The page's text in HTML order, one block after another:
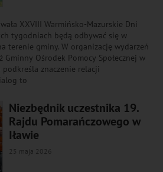
XXVIII Warmińsko-Mazurskie Dni
tygodniach będą odbywać się w
terenie gminy. W organizację wydarzeń
Ośrodek Pomocy Społecznej w
podkreśla znaczenie relacji
to
Niezbędnik uczestnika 19.
Rajdu Pomarańczowego w
Iławie
25 maja 2026